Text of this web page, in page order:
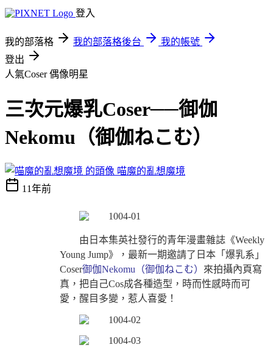
登入
我的部落格 我的部落格後台
我的帳號
登出
人氣Coser偶像明星
三次元爆乳Coser──御伽
Nekomu（御伽ねこむ）
喵魔的亂想魔境
11年前
由日本集英社發行的青年漫畫雜誌《Weekly
Young Jump》，最新一期邀請了日本「爆乳系」
Coser御伽Nekomu（御伽ねこむ） 來拍攝內頁寫
真，把自己Cos成各種造型，時而性感時而可
愛，醒目多變，惹人喜愛！